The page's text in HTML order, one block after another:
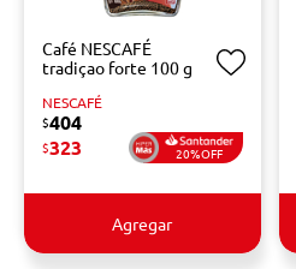
Café NESCAFÉ
tradiçao forte 100 g
NESCAFÉ
$404
$323 20%OFF
Agregar